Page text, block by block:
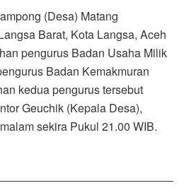
(Desa) Matang
Barat, Kota Langsa, Aceh
pengurus Badan Usaha Milik
Badan Kemakmuran
kedua pengurus tersebut
Geuchik (Kepala Desa),
sekira Pukul 21.00 WIB.